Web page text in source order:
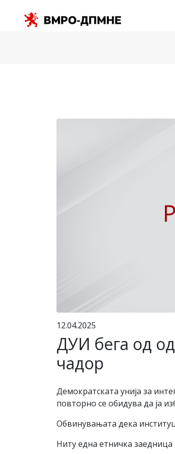
12.04.2025
ДУИ бега од
чадор
Демократската унија за
повторно се обидува да ја
Обвинувањата дека
Ниту една етничка